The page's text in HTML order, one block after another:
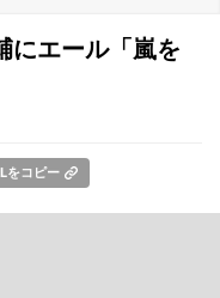
にエール「嵐を
をコピー